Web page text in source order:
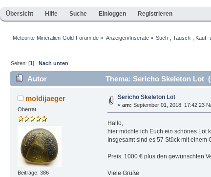
Übersicht Hilfe Suche Einloggen Registrieren
Meteorite-Mineralien-Gold-Forum.de » Anzeigen/Inserate» Such-, Tausch-, Kauf-
Seiten: [1]Nach unten
Autor Thema: Sericho Skeleton Lot
moldijaeger
Oberrat
Beiträge: 386
Sericho Skeleton Lot
« am: September 01, 2018, 17:42:23
Hallo,
hier möchte ich Euch ein schönes Lot
Insgesamt sind es 57 Stück mit einem
Preis: 1000 € plus den gewünschten
Viele Grüße